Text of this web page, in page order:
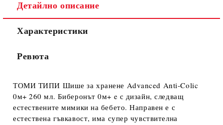
Съгласен съм сПолитиката за лични данни
Ние ще се свържем с вас в рамките на работния ден.
Детайлно описание
Характеристики
Ревюта
ТОМИ ТИПИ Шише за хранене Advanced Anti-Colic
0м+ 260 мл. Биберонът 0м+ e с дизайн, следващ
естествените мимики на бебето. Направен е с
естествена гъвкавост, има супер чувствителна